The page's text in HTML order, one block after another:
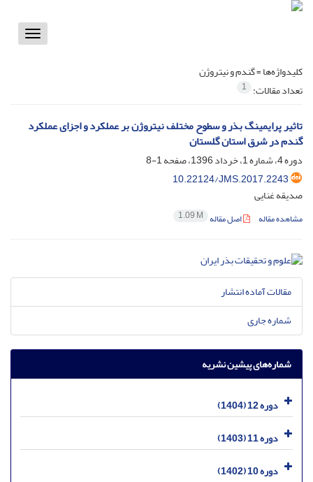
Toggle
کلیدواژه‌ها =گندم و نیتروژن
تعداد مقالات: 1
تاثیر پرایمینگ بذر و سطوح مختلف نیتروژن بر عملکرد و اجزای عملکرد
گندم در شرق استان گلستان
دوره 4، شماره 1، خرداد 1396، صفحه
1-8
10.22124/JMS.2017.2243
صدیقه غنایی
مشاهده مقاله اصل مقاله 1.09 M
مقالات آماده انتشار
شماره جاری
شماره‌های پیشین نشریه
دوره 12 (1404)
دوره 11 (1403)
دوره 10 (1402)